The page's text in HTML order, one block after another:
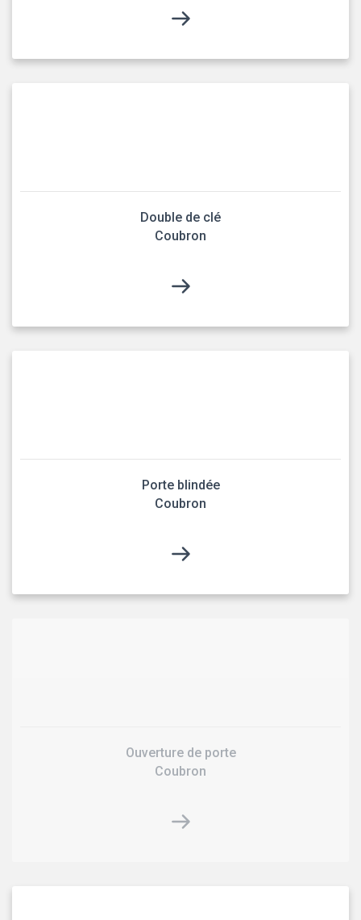
Double de clé
Coubron
Porte blindée
Coubron
Ouverture de porte
Coubron